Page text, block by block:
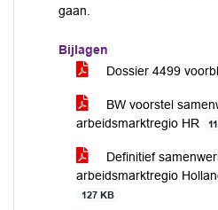
gaan.
Bijlagen
Dossier 4499
BW voorstel
arbeidsmarktregio HR
Definitief
arbeidsmarktregio
127 KB